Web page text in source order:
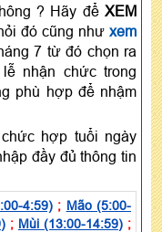
? Hãy để XEM
đó cũng như xem
7 từ đó chọn ra
nhận chức trong
phù hợp để nhậm
hợp tuổi ngày
đầy đủ thông tin
4:59); Mão (5:00-
; Mùi (13:00-14:59) ;